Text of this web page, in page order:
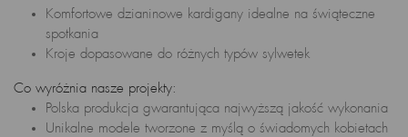
Komfortowe dzianinowe kardigany idealne na świąteczne
spotkania
Kroje dopasowane do różnych typów sylwetek
Co wyróżnia nasze projekty:
Polska produkcja gwarantująca najwyższą jakość wykonania
Unikalne modele tworzone z myślą o świadomych kobietach